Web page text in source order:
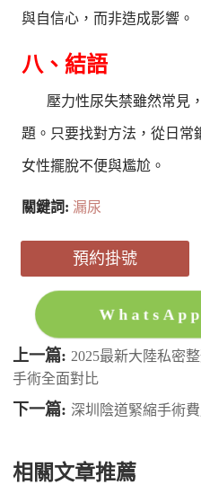
與自信心，而非造成影響。
八、結語
壓力性尿失禁雖然常見
題。只要找對方法，從日常
女性擺脫不便與尷尬。
關鍵詞: 漏尿
預約掛號
WhatsApp
上一篇: 2025最新大陸私密
手術全面對比
下一篇: 深圳陰道緊縮手術
相關文章推薦